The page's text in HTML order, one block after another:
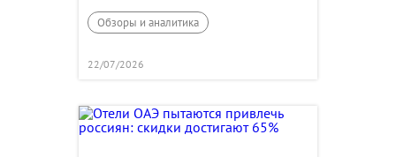
Обзоры и аналитика
22/07/2026